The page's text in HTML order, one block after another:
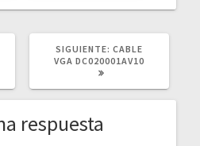
SIGUIENTE: SIGUIENTE
POST:
CABLE
VGA DC020001AV10
respuesta